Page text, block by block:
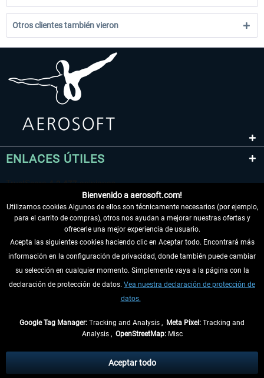
Otros clientes también vieron
ENLACES ÚTILES
DESISTIR DEL CONTRATO
INFORMACIÓN
tasas de recepción si no se describe lo contrario
** De aplicación a envíos dentro de Alemania. Los plazos de envío para los
Bienvenido a aerosoft.com!
Utilizamos cookies Algunos de ellos son técnicamente necesarios (por ejemplo,
para el carrito de compras), otros nos ayudan a mejorar nuestras ofertas y
ofrecerle una mejor experiencia de usuario.
Acepta las siguientes cookies haciendo clic en Aceptar todo. Encontrará más
información en la configuración de privacidad, donde también puede cambiar
su selección en cualquier momento. Simplemente vaya a la página con la
declaración de protección de datos. Vea nuestra declaración de protección de
datos.
Google Tag Manager: Tracking and Analysis , Meta Pixel: Tracking and
Analysis , OpenStreetMap:Misc
Aceptar todo